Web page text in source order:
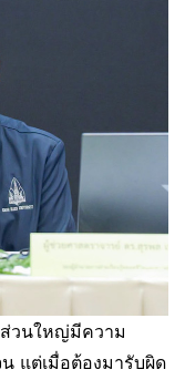
ส่วนใหญ่มีความ
แต่เมื่อต้องมารับผิด